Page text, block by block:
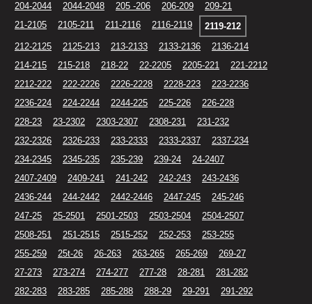
204-2044
2044-2048 205 -206 206-209
209-21
21-2105
2105-211 211-2116 2116-2119
2119-212
212-2125
2125-213 213-2133 2133-2136
2136-214
214-215
215-218 218-22 22-2205 2205-221
221-2212
2212-222
222-2226 2226-2228 2228-223
223-2236
2236-224
224-2244 2244-225 225-226
226-228
228-23
23-2302 2303-2307 2308-231
231-232
232-2326
2326-233 233-2333 2333-2337
2337-234
234-2345
2345-235 235-239 239-24
24-2407
2407-2409
2409-241 241-242 242-243
243-2436
2436-244
244-2442 2442-2446 2447-245
245-246
247-25
25-2501 2501-2503 2503-2504
2504-2507
2508-251
251-2515 2515-252 252-253
253-255
255-259
25t-26 26-263 263-265 265-269
269-27
27-273
273-274 274-277 277-28 28-281
281-282
282-283
283-285 285-288 288-29 29-291
291-292